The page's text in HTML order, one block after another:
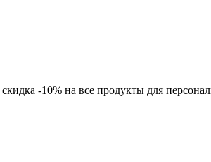
скидка -10% на все продукты для